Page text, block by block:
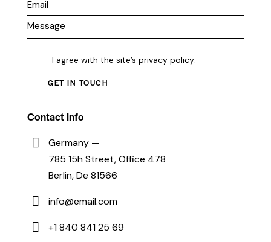
I agree with the site’sprivacy policy.
Contact Info
Germany —
785 15h Street, Office 478
Berlin, De 81566
info@email.com
+1 840 841 25 69